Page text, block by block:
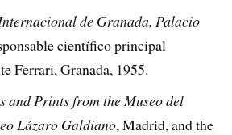
de Granada, Palacio
científico principal
Ferrari, Granada, 1955.
and Prints from the Museo del
Lázaro Galdiano, Madrid, and the